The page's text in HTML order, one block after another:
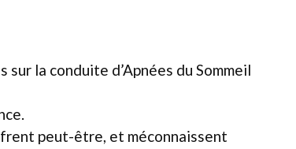
la conduite d’Apnées du Sommeil
peut-être, et méconnaissent